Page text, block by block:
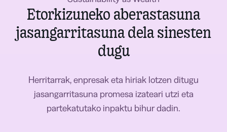
Etorkizuneko aberastasuna
jasangarritasuna dela sinesten
dugu
Herritarrak, enpresak eta hiriak lotzen ditugu
jasangarritasuna promesa izateari utzi eta
partekatutako inpaktu bihur dadin.